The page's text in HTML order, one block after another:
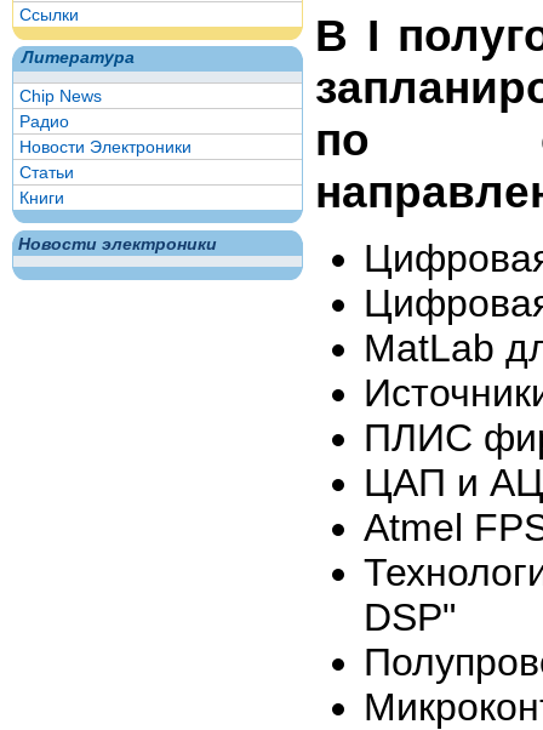
Ссылки
Литература
Chip News
Радио
Новости Электроники
Статьи
Книги
Новости электроники
В I
по
MatLab
ПЛИС
ЦАП и
Atmel
DSP"